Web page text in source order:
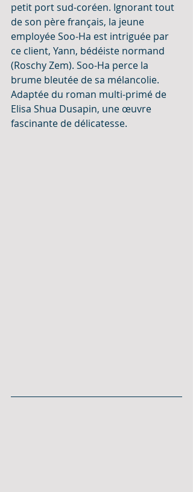
petit port sud-coréen. Ignorant tout
de son père français, la jeune
employée Soo-Ha est intriguée par
ce client, Yann, bédéiste normand
(Roschy Zem). Soo-Ha perce la
brume bleutée de sa mélancolie.
Adaptée du roman multi-primé de
Elisa Shua Dusapin, une œuvre
fascinante de délicatesse.